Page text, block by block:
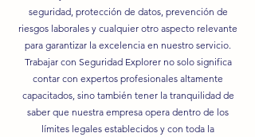
seguridad, protección de datos, prevención de
riesgos laborales y cualquier otro aspecto relevante
para garantizar la excelencia en nuestro servicio.
Trabajar con Seguridad Explorer no solo significa
contar con expertos profesionales altamente
capacitados, sino también tener la tranquilidad de
saber que nuestra empresa opera dentro de los
límites legales establecidos y con toda la